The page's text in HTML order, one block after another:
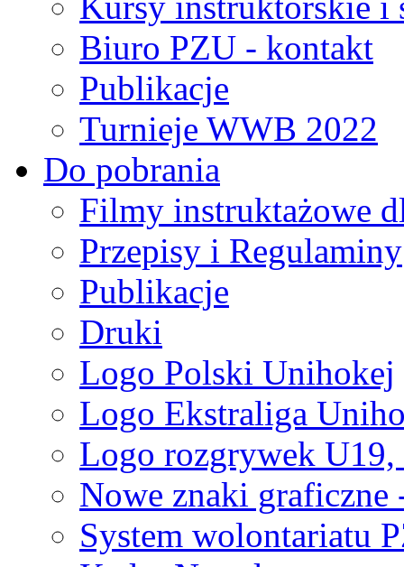
Biuro PZU - kontakt
Publikacje
Turnieje WWB 2022
Do pobrania
Filmy instruktażowe
Przepisy i Regulaminy
Publikacje
Druki
Logo Polski Unihokej
Logo Ekstraliga
Logo rozgrywek
Nowe znaki graficzne
System wolontariatu